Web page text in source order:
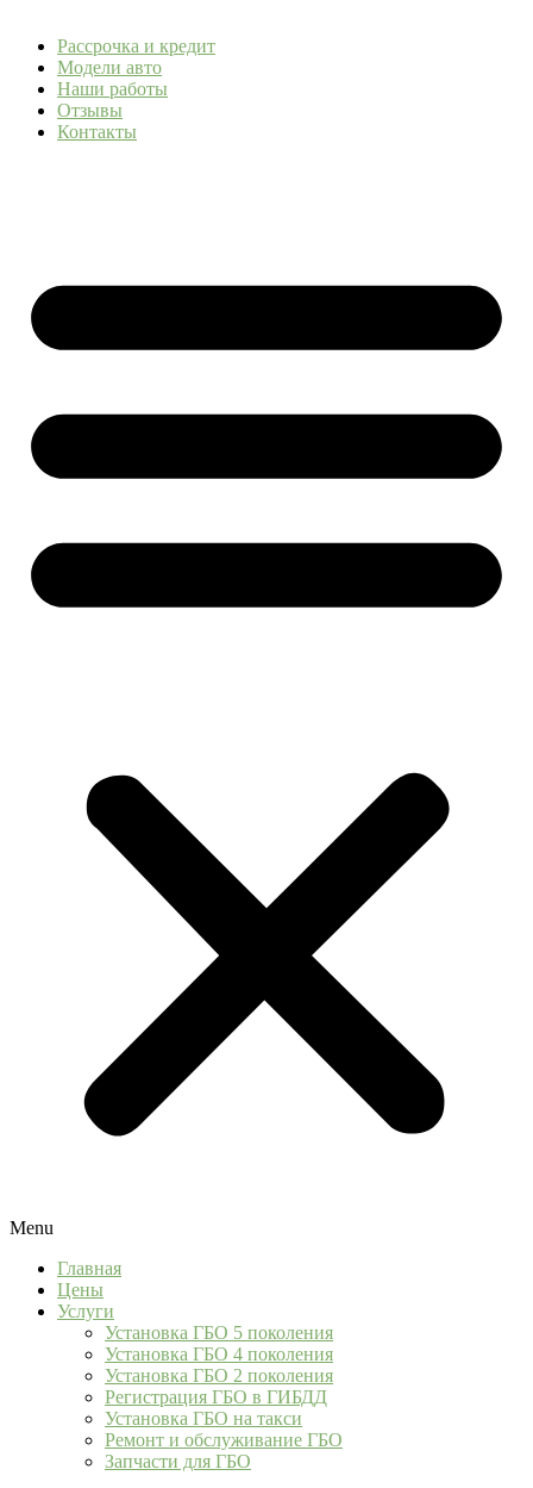
Рассрочка и кредит
Модели авто
Наши работы
Отзывы
Контакты
Menu
Главная
Цены
Услуги
Установка ГБО 5 поколения
Установка ГБО 4 поколения
Установка ГБО 2 поколения
Регистрация ГБО в ГИБДД
Установка ГБО на такси
Ремонт и обслуживание ГБО
Запчасти для ГБО